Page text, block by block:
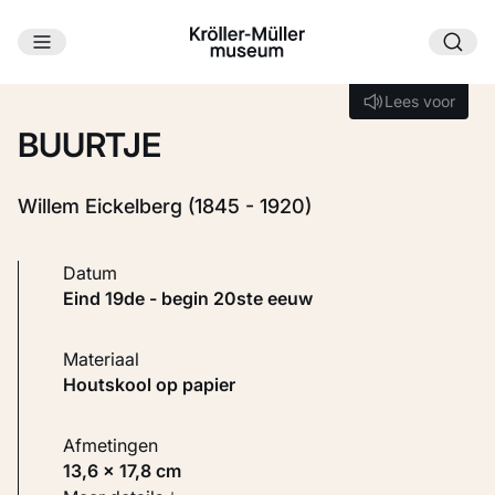
Ga naar hoofdinhoud
Lees voor
Lees voor
BUURTJE
Willem Eickelberg (1845 - 1920)
Datum
eind 19de - begin 20ste eeuw
Materiaal
Houtskool op papier
Afmetingen
13,6 × 17,8 cm